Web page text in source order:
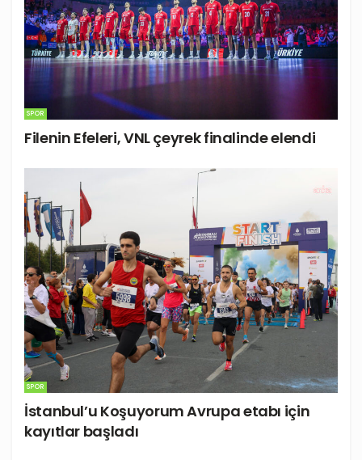
SPOR
Filenin Efeleri, VNL çeyrek finalinde elendi
SPOR
İstanbul’u Koşuyorum Avrupa etabı için
kayıtlar başladı